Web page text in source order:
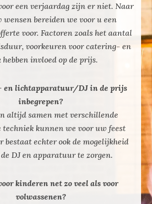
een verjaardag zijn er niet. Naar
wensen bereiden we voor u een
voor. Factoren zoals het aantal
voorkeuren voor catering- en
invloed op de prijs.
en lichtapparatuur/DJ in de prijs
inbegrepen?
altijd samen met verschillende
techniek kunnen we voor uw feest
bestaat echter ook de mogelijkheid
DJ en apparatuur te zorgen.
kinderen net zo veel als voor
volwassenen?